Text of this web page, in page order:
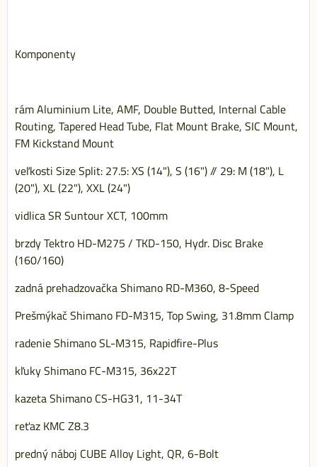
Komponenty
rám Aluminium Lite, AMF, Double Butted, Internal Cable
Routing, Tapered Head Tube, Flat Mount Brake, SIC Mount,
FM Kickstand Mount
veľkosti Size Split: 27.5: XS (14"), S (16") // 29: M (18"), L
(20"), XL (22"), XXL (24")
vidlica SR Suntour XCT, 100mm
brzdy Tektro HD-M275 / TKD-150, Hydr. Disc Brake
(160/160)
zadná prehadzovačka Shimano RD-M360, 8-Speed
Prešmýkač Shimano FD-M315, Top Swing, 31.8mm Clamp
radenie Shimano SL-M315, Rapidfire-Plus
kľuky Shimano FC-M315, 36x22T
kazeta Shimano CS-HG31, 11-34T
reťaz KMC Z8.3
predný náboj CUBE Alloy Light, QR, 6-Bolt